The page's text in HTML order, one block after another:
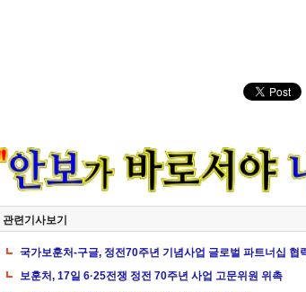
관련기사보기
국가보훈처-구글, 정전70주년 기념사업 글로벌 파트너십 협
보훈처, 17일 6·25전쟁 정전 70주년 사업 고문위원 위촉